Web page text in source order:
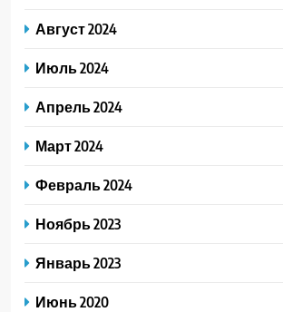
Август 2024
Июль 2024
Апрель 2024
Март 2024
Февраль 2024
Ноябрь 2023
Январь 2023
Июнь 2020